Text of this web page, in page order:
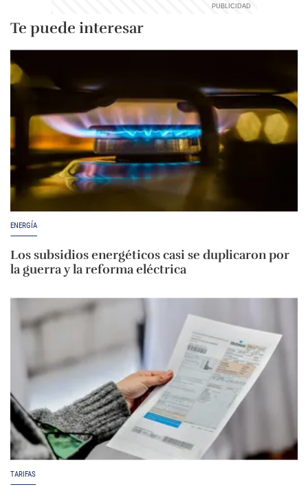
Te puede interesar
ENERGÍA
Los subsidios energéticos casi se duplicaron por
la guerra y la reforma eléctrica
TARIFAS